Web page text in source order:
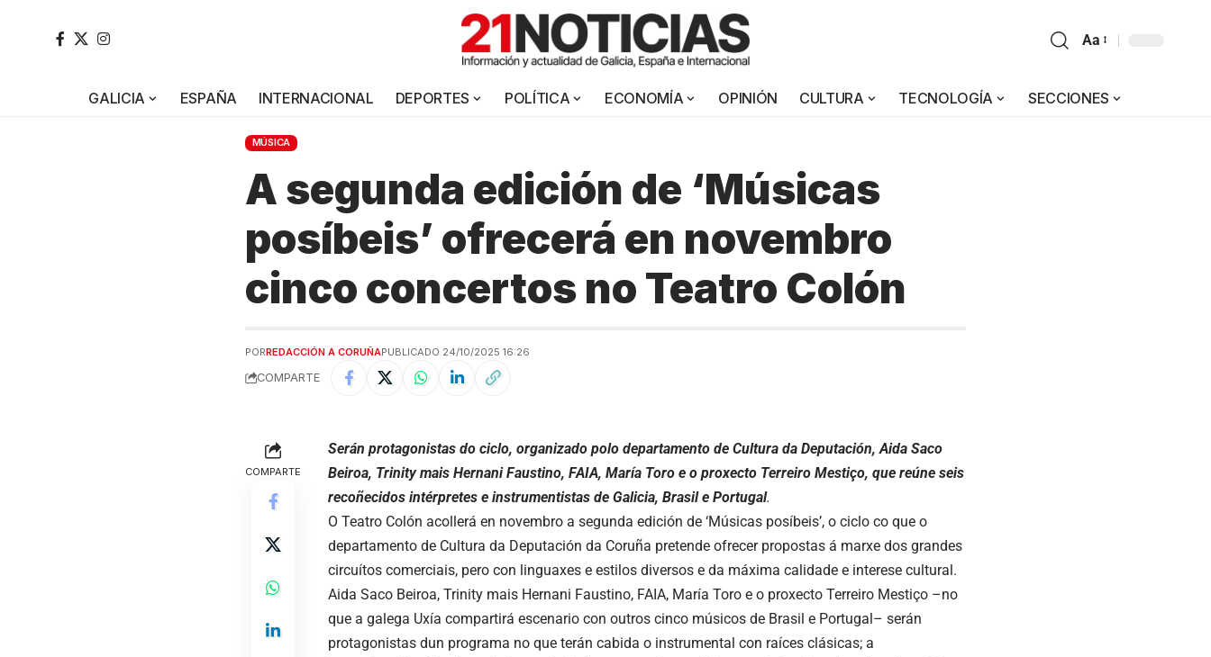
Aa
GALICIA ESPAÑA INTERNACIONAL DEPORTES POLÍTICA ECONOMÍA OPINIÓN CULTURA TECNOLOGÍA SECCIONES
MÚSICA
A segunda edición de ‘Músicas
posíbeis’ ofrecerá en novembro
cinco concertos no Teatro Colón
PORREDACCIÓN A CORUÑAPUBLICADO 24/10/2025 16:26
COMPARTE
COMPARTE
Serán protagonistas do ciclo, organizado polo departamento de Cultura da Deputación, Aida Saco
Beiroa, Trinity mais Hernani Faustino, FAIA, María Toro e o proxecto Terreiro Mestiço, que reúne seis
recoñecidos intérpretes e instrumentistas de Galicia, Brasil e Portugal.
O Teatro Colón acollerá en novembro a segunda edición de ‘Músicas posíbeis’, o ciclo co que o
departamento de Cultura da Deputación da Coruña pretende ofrecer propostas á marxe dos grandes
circuítos comerciais, pero con linguaxes e estilos diversos e da máxima calidade e interese cultural.
Aida Saco Beiroa, Trinity mais Hernani Faustino, FAIA, María Toro e o proxecto Terreiro Mestiço –no
que a galega Uxía compartirá escenario con outros cinco músicos de Brasil e Portugal– serán
protagonistas dun programa no que terán cabida o instrumental con raíces clásicas; a